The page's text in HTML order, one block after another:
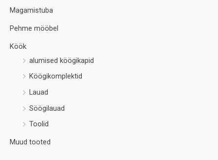
Magamistuba
Pehme mööbel
Köök
alumised köögikapid
Köögikomplektid
Lauad
Söögilauad
Toolid
Muud tooted